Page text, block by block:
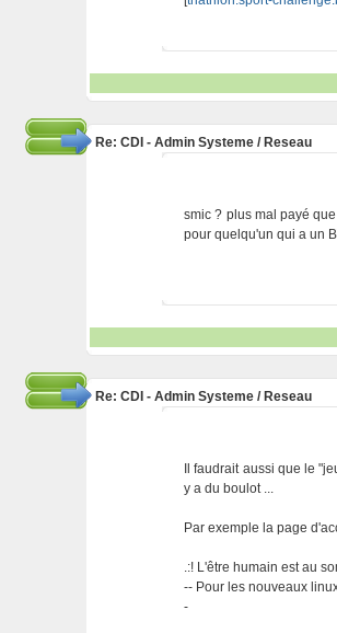
Re: CDI - Admin Systeme / Reseau
smic ? plus mal payé
pour quelqu'un qui a un
Re: CDI - Admin Systeme / Reseau
Il faudrait aussi que le
y a du boulot ...
Par exemple la page
.:! L'être humain est au
-- Pour les nouveaux
-